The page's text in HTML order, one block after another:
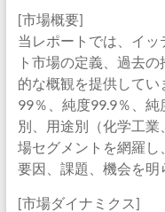
[市場概要]
当レポートでは、イ
ト市場の定義、過去
的な概観を提供して
99％、純度99.9％、
別、用途別（化学工
場セグメントを網羅
要因、課題、機会を明
[市場ダイナミクス]